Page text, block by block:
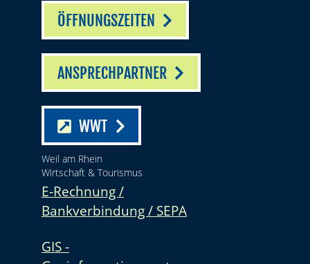
ÖFFNUNGSZEITEN
ANSPRECHPARTNER
WWT
Weil am Rhein
Wirtschaft & Tourismus
E-Rechnung /
Bankverbindung / SEPA
GIS -